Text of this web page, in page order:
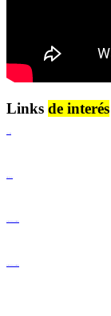
Links de interés